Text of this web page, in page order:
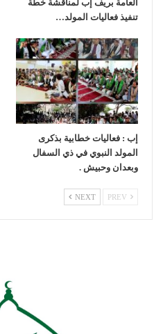
العامة بريف إب لمناقشة خطة
تنفيذ فعاليات المولد…
إب : فعاليات خطابية بذكرى
المولد النبوي في ذي السفال
وبعدان وحبيش .
NEXT